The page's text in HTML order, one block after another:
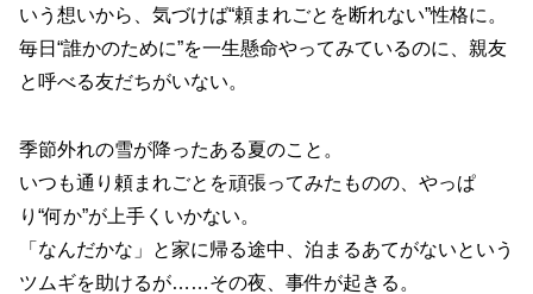
いう想いから、気づけば“頼まれごとを断れない”性格に。
毎日“誰かのために”を一生懸命やってみているのに、親友
と呼べる友だちがいない。
季節外れの雪が降ったある夏のこと。
いつも通り頼まれごとを頑張ってみたものの、やっぱ
り“何か”が上手くいかない。
「なんだかな」と家に帰る途中、泊まるあてがないという
ツムギを助けるが……その夜、事件が起きる。